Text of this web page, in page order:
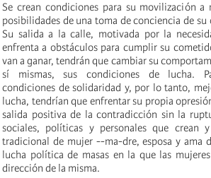
Se crean condiciones para su movilización a
posibilidades de una toma de conciencia de
Su salida a la calle, motivada por la
enfrenta a obstáculos para cumplir su
van a ganar, tendrán que cambiar su
sí mismas, sus condiciones de lucha.
condiciones de solidaridad y, por lo tanto,
lucha, tendrían que enfrentar su propia
salida positiva de la contradicción sin la
sociales, políticas y personales que crean
tradicional de mujer --ma-dre, esposa y ama
lucha política de masas en la que las
dirección de la misma.